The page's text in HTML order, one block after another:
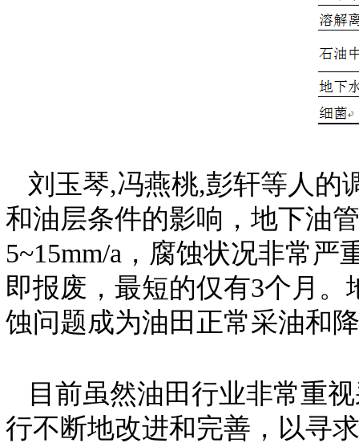
刘玉琴,冯燕桃,彭轩等人的
和油层条件的影响，地下油
5~15mm/a，腐蚀状况非常严
即报废，最短的仅有3个月。
蚀问题成为油田正常采油和
目前虽然油田行业非常重
行不断地改进和完善，以寻